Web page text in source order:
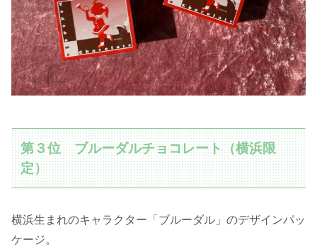
第３位 ブルーダルチョコレート（横浜限
定）
横浜生まれのキャラクター「ブルーダル」のデザインパッ
ケージ。